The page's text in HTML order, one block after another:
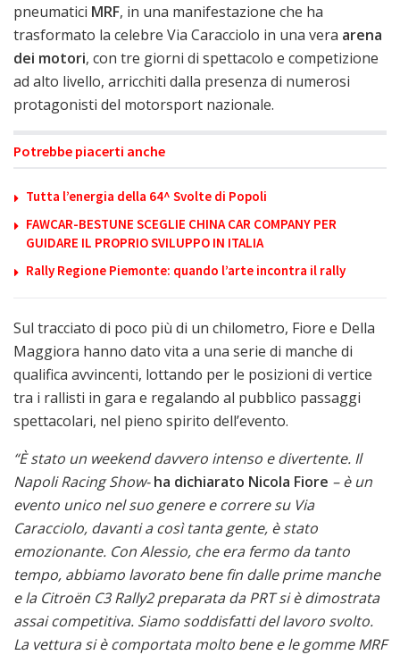
pneumatici MRF, in una manifestazione che ha
trasformato la celebre Via Caracciolo in una vera arena
dei motori, con tre giorni di spettacolo e competizione
ad alto livello, arricchiti dalla presenza di numerosi
protagonisti del motorsport nazionale.
Potrebbe piacerti anche
Tutta l’energia della 64^ Svolte di Popoli
FAWCAR-BESTUNE SCEGLIE CHINA CAR COMPANY PER
GUIDARE IL PROPRIO SVILUPPO IN ITALIA
Rally Regione Piemonte: quando l’arte incontra il rally
Sul tracciato di poco più di un chilometro, Fiore e Della
Maggiora hanno dato vita a una serie di manche di
qualifica avvincenti, lottando per le posizioni di vertice
tra i rallisti in gara e regalando al pubblico passaggi
spettacolari, nel pieno spirito dell’evento.
“È stato un weekend davvero intenso e divertente. Il
Napoli Racing Show- ha dichiarato Nicola Fiore –è un
evento unico nel suo genere e correre su Via
Caracciolo, davanti a così tanta gente, è stato
emozionante. Con Alessio, che era fermo da tanto
tempo, abbiamo lavorato bene fin dalle prime manche
e la Citroën C3 Rally2 preparata da PRT si è dimostrata
assai competitiva. Siamo soddisfatti del lavoro svolto.
La vettura si è comportata molto bene e le gomme MRF